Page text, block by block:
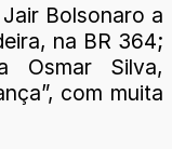
Bolsonaro a
na BR 364;
Osmar Silva,
com muita